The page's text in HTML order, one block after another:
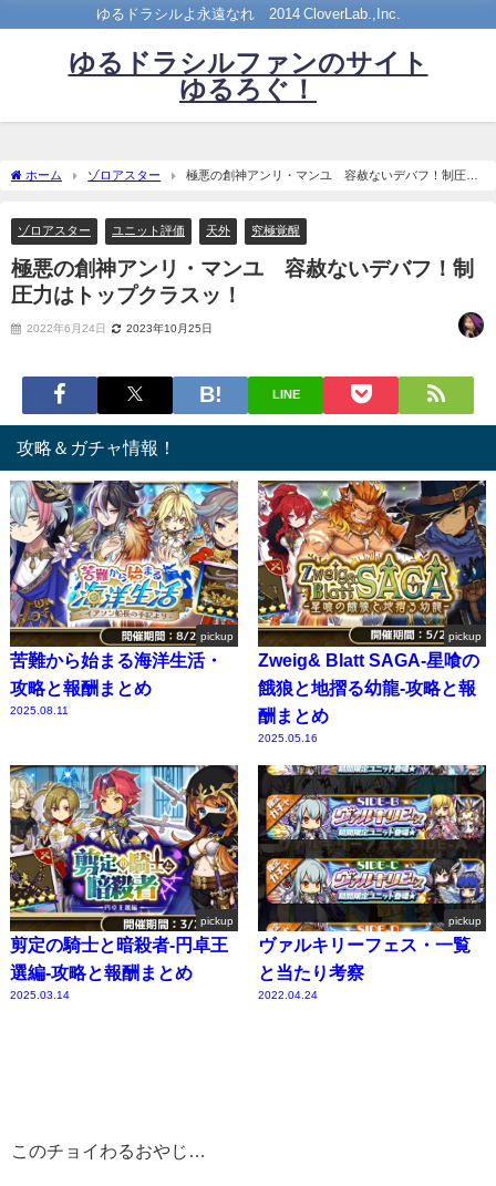
ゆるドラシルよ永遠なれ©2014 CloverLab.,Inc.
ゆるドラシルファンのサイト
ゆるろぐ！
ホーム ゾロアスター
極悪の創神アンリ・マンユ 容赦ないデバフ！制圧力
ゾロアスター ユニット評価 天外 究極覚醒
極悪の創神アンリ・マンユ 容赦ないデバフ！制
圧力はトップクラスッ！
2022年6月24日 2023年10月25日
LINE
攻略＆ガチャ情報！
pickup
苦難から始まる海洋生活・
攻略と報酬まとめ
2025.08.11
pickup
Zweig& Blatt SAGA-星喰の
餓狼と地摺る幼龍-攻略と報
酬まとめ
2025.05.16
pickup
剪定の騎士と暗殺者-円卓王
選編-攻略と報酬まとめ
2025.03.14
pickup
ヴァルキリーフェス・一覧
と当たり考察
2022.04.24
このチョイわるおやじ…